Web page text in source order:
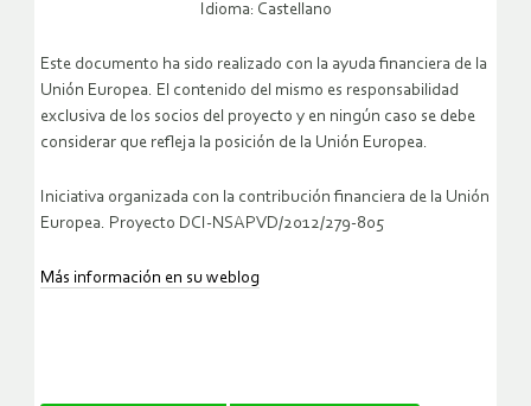
Idioma: Castellano
Este documento ha sido realizado con la ayuda financiera de la
Unión Europea. El contenido del mismo es responsabilidad
exclusiva de los socios del proyecto y en ningún caso se debe
considerar que refleja la posición de la Unión Europea.
Iniciativa organizada con la contribución financiera de la Unión
Europea. Proyecto DCI-NSAPVD/2012/279-805
Más información en su weblog